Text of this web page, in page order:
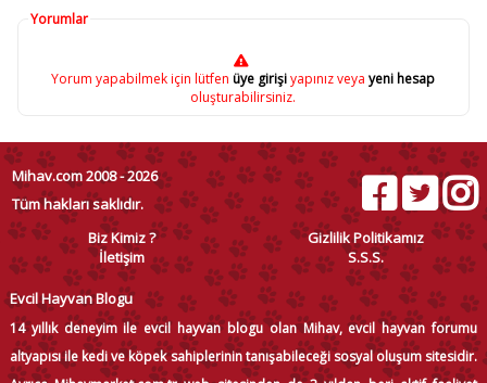
Yorumlar
Yorum yapabilmek için lütfen üye girişiyapınız veya yeni hesap
oluşturabilirsiniz.
Mihav.com 2008 - 2026
Tüm hakları saklıdır.
Biz Kimiz ?
Gizlilik Politikamız
İletişim
S.S.S.
Evcil Hayvan Blogu
14 yıllık deneyim ile evcil hayvan blogu olan Mihav, evcil hayvan forumu
altyapısı ile kedi ve köpek sahiplerinin tanışabileceği sosyal oluşum sitesidir.